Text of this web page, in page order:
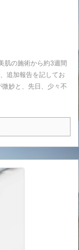
肌の施術から約3週間
追加報告を記してお
妙と、先日、少々不